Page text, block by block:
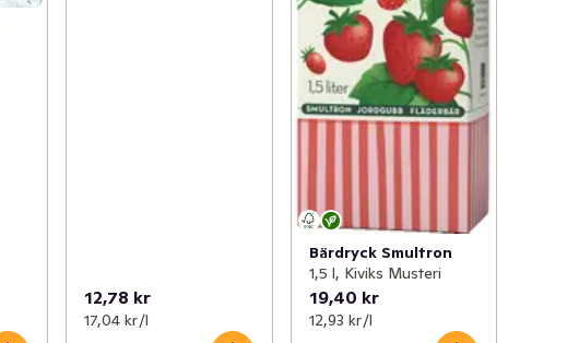
12,78 kr
17,04 kr /l
Bärdryck Smultron
1,5 l, Kiviks Musteri
19,40 kr
12,93 kr /l